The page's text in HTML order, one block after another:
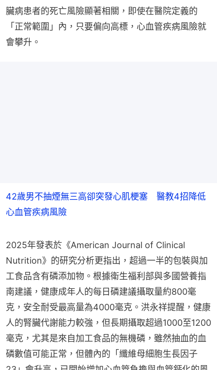
臟病患者的死亡風險顯著相關，即使在醫院定義的
「正常範圍」內，只要偏向高標，心血管疾病風險就
會攀升。
42歲男不抽煙無三高卻突發心肌梗塞 醫教4招降低
心血管疾病風險
2025年發表於《American Journal of Clinical
Nutrition》的研究分析更指出，超過一半的包裝與加
工食品含有磷添加物。根據衛生福利部與多國營養指
南建議，健康成年人的每日磷建議攝取量約800毫
克，安全耐受最高量為4000毫克。洪永祥提醒，健康
人的腎臟代謝能力較強，但長期攝取超過1000至1200
毫克，尤其是來自加工食品的無機磷，雖然抽血的血
磷數值可能正常，但體內的「纖維母細胞生長因子